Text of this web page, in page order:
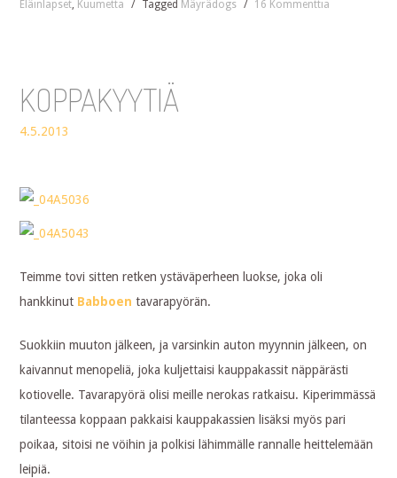
Eläinlapset, Kuumetta / Tagged Mäyrädogs / 16 Kommenttia
KOPPAKYYTIÄ
4.5.2013
Teimme tovi sitten retken ystäväperheen luokse, joka oli
hankkinut Babboen tavarapyörän.
Suokkiin muuton jälkeen, ja varsinkin auton myynnin jälkeen, on
kaivannut menopeliä, joka kuljettaisi kauppakassit näppärästi
kotiovelle. Tavarapyörä olisi meille nerokas ratkaisu. Kiperimmässä
tilanteessa koppaan pakkaisi kauppakassien lisäksi myös pari
poikaa, sitoisi ne vöihin ja polkisi lähimmälle rannalle heittelemään
leipiä.